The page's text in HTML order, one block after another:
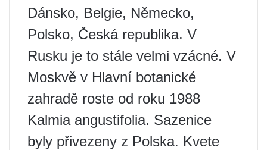
Dánsko, Belgie, Německo,
Polsko, Česká republika. V
Rusku je to stále velmi vzácné. V
Moskvě v Hlavní botanické
zahradě roste od roku 1988
Kalmia angustifolia. Sazenice
byly přivezeny z Polska. Kvete